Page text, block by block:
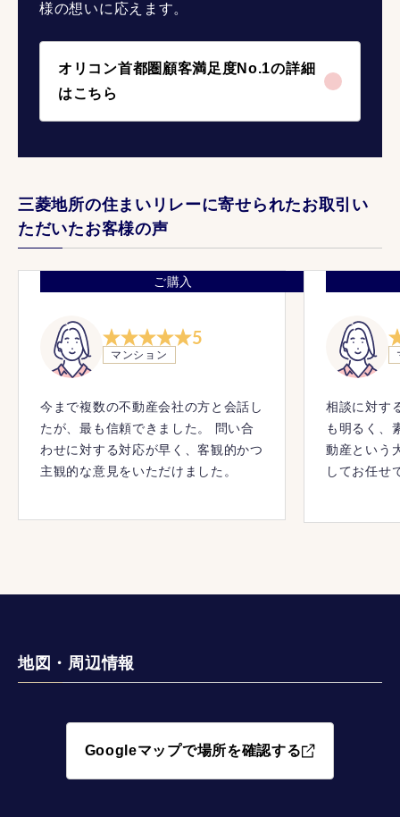
様の想いに応えます。
オリコン首都圏顧客満足度No.1の詳細
はこちら
三菱地所の住まいリレーに寄せられたお取引い
ただいたお客様の声
ご購入
5
マンション
今まで複数の不動産会社の方と会話し
たが、最も信頼できました。 問い合
わせに対する対応が早く、客観的かつ
主観的な意見をいただけました。
相談に対す
も明るく、
動産という
してお任せ
地図・周辺情報
Googleマップで場所を確認する